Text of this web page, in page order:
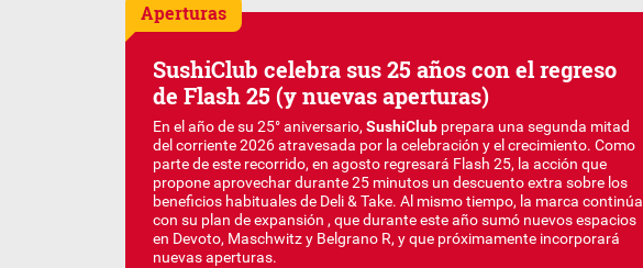
Aperturas
SushiClub celebra sus 25 años con el regreso
de Flash 25 (y nuevas aperturas)
En el año de su 25° aniversario,SushiClub prepara una segunda mitad
del corriente 2026 atravesada por la celebración y el crecimiento. Como
parte de este recorrido, en agosto regresará Flash 25, la acción que
propone aprovechar durante 25 minutos un descuento extra sobre los
beneficios habituales de Deli & Take. Al mismo tiempo, la marca continúa
con su plan de expansión , que durante este año sumó nuevos espacios
en Devoto, Maschwitz y Belgrano R, y que próximamente incorporará
nuevas aperturas.